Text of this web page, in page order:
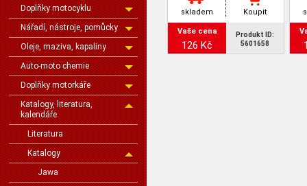
Doplňky motocyklu
Nářadí, nástroje, pomůcky
Oleje, maziva, kapaliny
Auto-moto chemie
Doplňky motorkáře
Katalogy, literatura,
kalendáře
Literatura
Katalogy
Jawa
skladem Koupit
Vaše cena
126 Kč
Produkt ID:
5601658